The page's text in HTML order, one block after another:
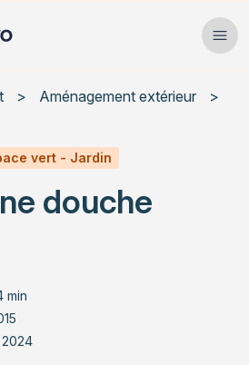
> Aménagement extérieur
>
vert - Jardin
douche
min